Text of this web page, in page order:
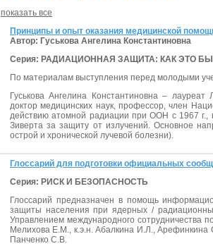
показать все
Принципы и опыт оказания медицинской
Автор: Гуськова Ангелина Константиновна
Серия: РАДИАЦИОННАЯ ЗАЩИТА: КАК ЭТО
По материалам выступления перед молодыми
Гуськова Ангелина Константиновна –
доктор медицинских наук, профессор, член
действию атомной радиации при ООН с 1967
Зиверта за защиту от излучений. Основное
острой и хронической лучевой болезни).
Глоссарий для подготовки официальных
Серия: РИСК И БЕЗОПАСНОСТЬ
Глоссарий предназначен в помощь
защиты населения при ядерных /
Управлением международного сотрудничества
Мелихова Е.М., к.э.н. Абалкина И.Л.,
Панченко С.В.